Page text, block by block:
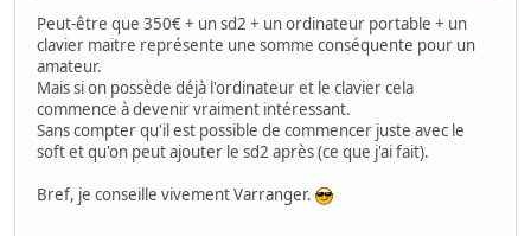
Peut-être que 350€ + un sd2 + un ordinateur portable + un
clavier maitre représente une somme conséquente pour un
amateur.
Mais si on possède déjà l'ordinateur et le clavier cela
commence à devenir vraiment intéressant.
Sans compter qu'il est possible de commencer juste avec le
soft et qu'on peut ajouter le sd2 après (ce que j'ai fait).
Bref, je conseille vivement Varranger.